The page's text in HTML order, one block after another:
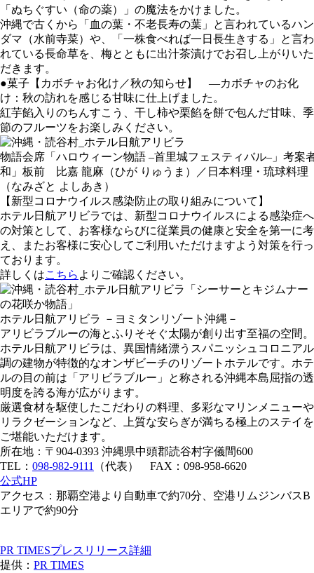
「ぬちぐすい（命の薬）」の魔法をかけました。
沖縄で古くから「血の葉・不老長寿の葉」と言われているハン
ダマ（水前寺菜）や、「一株食べれば一日長生きする」と言わ
れている長命草を、梅とともに出汁茶漬けでお召し上がりいた
だきます。
●菓子【カボチャお化け／秋の知らせ】 ―カボチャのお化
け：秋の訪れを感じる甘味に仕上げました。
紅芋餡入りのちんすこう、干し柿や栗餡を餅で包んだ甘味、季
節のフルーツをお楽しみください。
物語会席「ハロウィーン物語 –首里城フェスティバル–」考案
和」板前 比嘉 龍麻（ひが りゅうま）／日本料理・琉球料
（なみざと よしあき）
【新型コロナウイルス感染防止の取り組みについて】
ホテル日航アリビラでは、新型コロナウイルスによる感染症へ
の対策として、お客様ならびに従業員の健康と安全を第一に考
え、またお客様に安心してご利用いただけますよう対策を行っ
ております。
詳しくはこちら よりご確認ください。
ホテル日航アリビラ －ヨミタンリゾート沖縄－
アリビラブルーの海とふりそそぐ太陽が創り出す至福の空間。
ホテル日航アリビラは、異国情緒漂うスパニッシュコロニアル
調の建物が特徴的なオンザビーチのリゾートホテルです。ホテ
ルの目の前は「アリビラブルー」と称される沖縄本島屈指の透
明度を誇る海が広がります。
厳選食材を駆使したこだわりの料理、多彩なマリンメニューや
リラクゼーションなど、上質な安らぎが満ちる極上のステイを
ご堪能いただけます。
所在地：〒904-0393 沖縄県中頭郡読谷村字儀間600
TEL： 098-982-9111
（代表） FAX：098-958-6620
公式HP
アクセス：那覇空港より自動車で約70分、空港リムジンバスB
エリアで約90分
PR TIMESプレスリリース詳細
提供： PR TIMES